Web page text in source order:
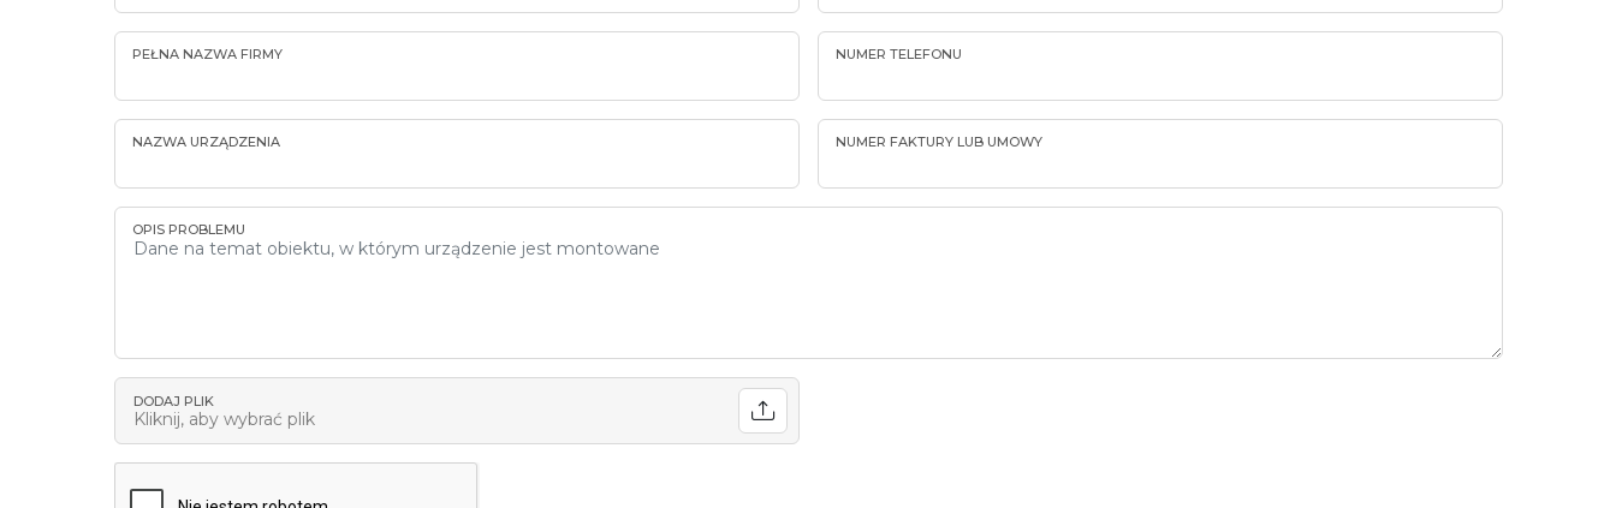
PEŁNA NAZWA FIRMY NUMER TELEFONU
NAZWA URZĄDZENIA NUMER FAKTURY LUB UMOWY
OPIS PROBLEMU
DODAJ PLIK
Kliknij, aby wybrać plik